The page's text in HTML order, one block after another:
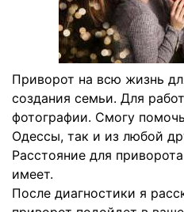
Приворот на всю жизнь
создания семьи. Для
фотографии. Смогу
Одессы, так и из любой
Расстояние для
имеет.
После диагностики я